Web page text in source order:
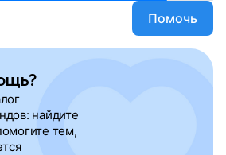
Помочь
найдите
тем,